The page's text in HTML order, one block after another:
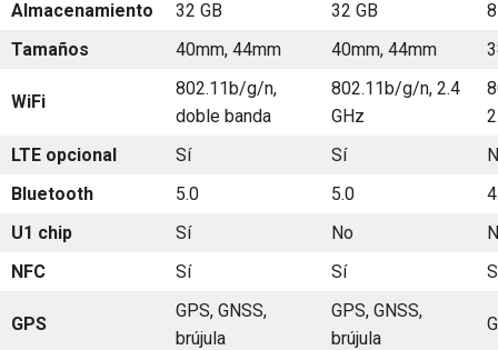
Almacenamiento 32 GB 32 GB
Tamaños
40mm, 44mm 40mm, 44mm
WiFi
802.11b/g/n,
doble banda
802.11b/g/n, 2.4
GHz
LTE opcional
Sí Sí
Bluetooth
5.0 5.0
U1 chip
Sí No
NFC
Sí Sí
GPS
GPS, GNSS,
brújula
GPS, GNSS,
brújula